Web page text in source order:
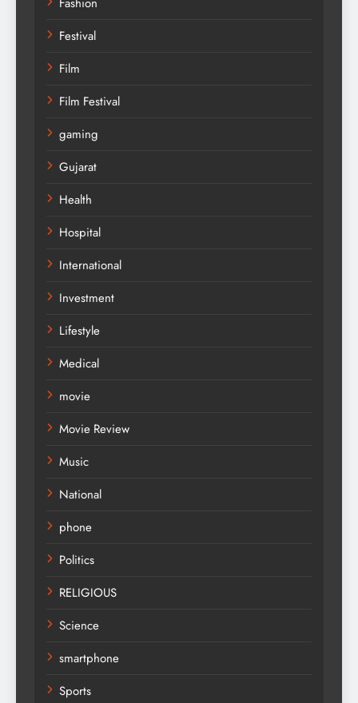
Festival
Film
Film Festival
gaming
Gujarat
Health
Hospital
International
Investment
Lifestyle
Medical
movie
Movie Review
Music
National
phone
Politics
RELIGIOUS
Science
smartphone
Sports